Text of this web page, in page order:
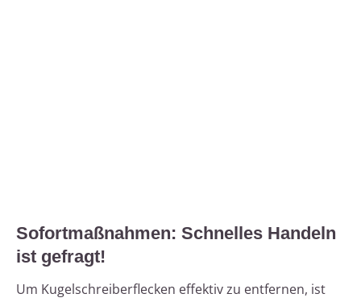
Sofortmaßnahmen: Schnelles Handeln
ist gefragt!
Um Kugelschreiberflecken effektiv zu entfernen, ist